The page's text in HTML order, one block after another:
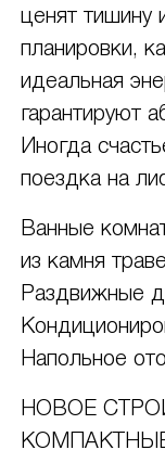
ценят тишину
планировки,
идеальная
гарантируют
Иногда
поездка на
Ванные
из камня
Раздвижные
Напольное
НОВОЕ